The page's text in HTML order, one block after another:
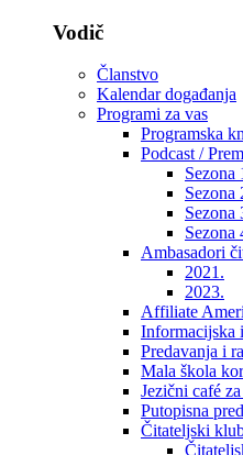
Vodič
Članstvo
Kalendar događanja
Programi za vas
Programska
Podcast /
Sezona
Sezona
Sezona
Sezona
Ambasadori
2021.
2023.
Affiliate
Informacijska
Predavanja i
Mala škola
Jezični café
Putopisna
Čitateljski